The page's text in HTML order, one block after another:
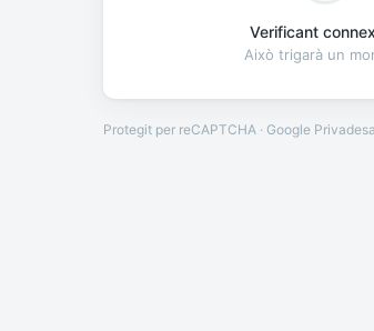
Verificant
Això trigarà un
Protegit per reCAPTCHA · Google Privadesa